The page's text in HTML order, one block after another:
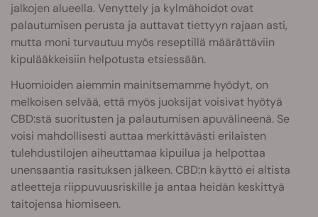
jalkojen alueella. Venyttely ja kylmähoidot ovat
palautumisen perusta ja auttavat tiettyyn rajaan asti,
mutta moni turvautuu myös reseptillä määrättäviin
kipulääkkeisiin helpotusta etsiessään.
Huomioiden aiemmin mainitsemamme hyödyt, on
melkoisen selvää, että myös juoksijat voisivat hyötyä
CBD:stä suoritusten ja palautumisen apuvälineenä. Se
voisi mahdollisesti auttaa merkittävästi erilaisten
tulehdustilojen aiheuttamaa kipuilua ja helpottaa
unensaantia rasituksen jälkeen. CBD:n käyttö ei altista
atleetteja riippuvuusriskille ja antaa heidän keskittyä
taitojensa hiomiseen.